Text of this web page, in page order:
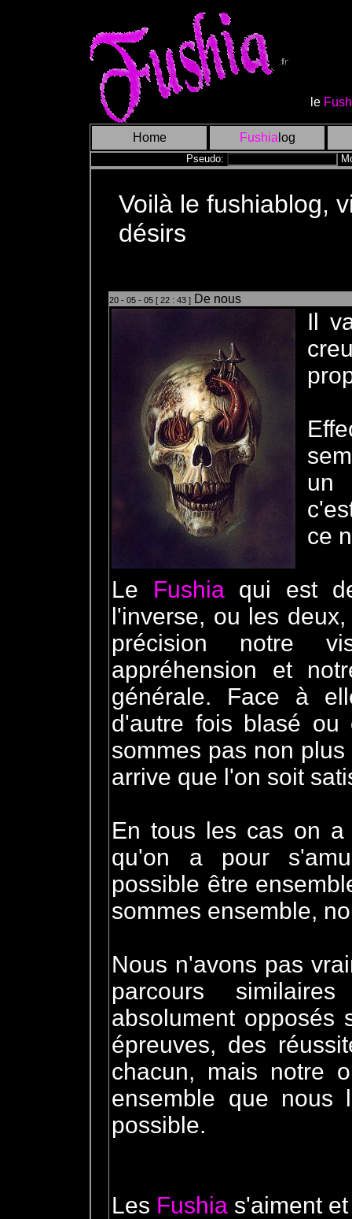
le
Home Fushia log
Pseudo:
Voilà le fushiablog,
désirs
20 - 05 - 05 [ 22 : 43 ] De nous
Il
un
ce
Le Fushia qui est
l'inverse, ou les
précision notre
appréhension et
générale. Face à
d'autre fois blasé ou
sommes pas non
arrive que l'on soit
En tous les cas on
qu'on a pour
possible être
sommes ensemble,
Nous n'avons pas
parcours
absolument opposés
épreuves, des
chacun, mais notre
ensemble que nous
possible.
Les Fushia s'aiment